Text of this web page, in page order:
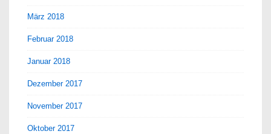
März 2018
Februar 2018
Januar 2018
Dezember 2017
November 2017
Oktober 2017